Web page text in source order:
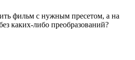
фильм с нужным пресетом, а на
каких-либо преобразований?